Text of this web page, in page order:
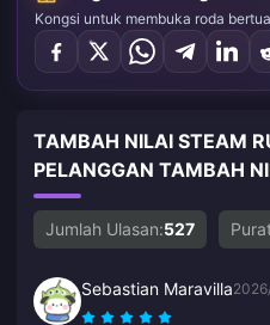
Kongsi untuk membuka roda
TAMBAH NILAI STEAM
PELANGGAN TAMBAH
Jumlah Ulasan:527
Sebastian Maravilla